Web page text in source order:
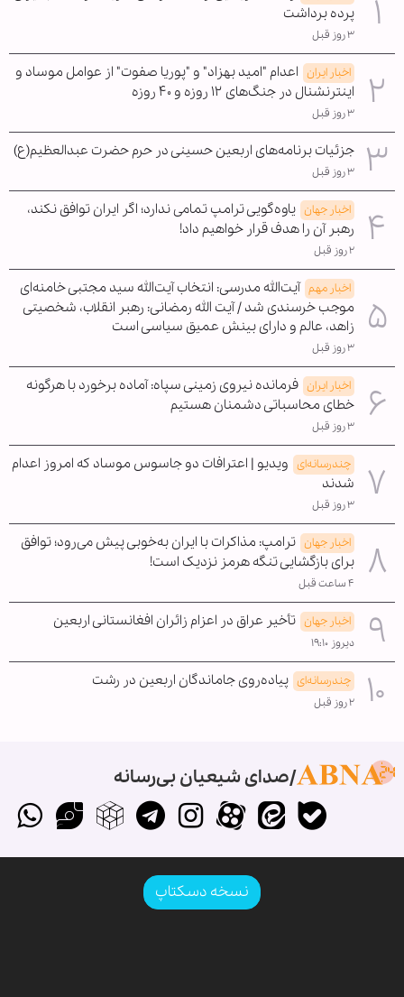
پرده برداشت
۳ روز قبل
اخبار ایران اعدام "امید بهزاد" و "پوریا صفوت" از عوامل موساد و
اینترنشنال در جنگ‌های ۱۲ روزه و ۴۰ روزه
۳ روز قبل
جزئیات برنامه‌های اربعین حسینی در حرم حضرت عبدالعظیم(ع)
۳ روز قبل
اخبار جهان یاوه‌گویی ترامپ تمامی ندارد؛ اگر ایران توافق نکند،
رهبر آن را هدف قرار خواهیم داد!
۲ روز قبل
اخبار مهم آیت‌الله مدرسی: انتخاب آیت‌الله سید مجتبی خامنه‌ای
موجب خرسندی شد / آیت الله رمضانی: رهبر انقلاب، شخصیتی
زاهد، عالم و دارای بینش عمیق سیاسی است
۳ روز قبل
اخبار ایران فرمانده نیروی زمینی سپاه: آماده برخورد با هرگونه
خطای محاسباتی دشمنان هستیم
۳ روز قبل
چندرسانه‌ای ویدیو | اعترافات دو جاسوس موساد که امروز اعدام
شدند
۳ روز قبل
اخبار جهان ترامپ: مذاکرات با ایران به‌خوبی پیش می‌رود؛ توافق
برای بازگشایی تنگه هرمز نزدیک است!
۴ ساعت قبل
اخبار جهان تأخیر عراق در اعزام زائران افغانستانی اربعین
دیروز ۱۹:۱۰
چندرسانه‌ای پیاده‌روی جاماندگان اربعین در رشت
۲ روز قبل
صدای شیعیان بی‌رسانه
نسخه دسکتاپ